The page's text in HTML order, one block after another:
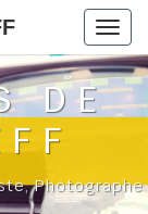
DE
Photographe